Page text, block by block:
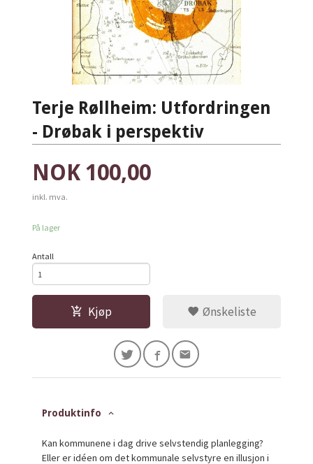
Terje Røllheim: Utfordringen
- Drøbak i perspektiv
Pris
NOK 100,00
inkl. mva.
På lager
Antall
Kjøp Ønskeliste
Produktinfo
Kan kommunene i dag drive selvstendig planlegging?
Eller er idéen om det kommunale selvstyre en illusjon i